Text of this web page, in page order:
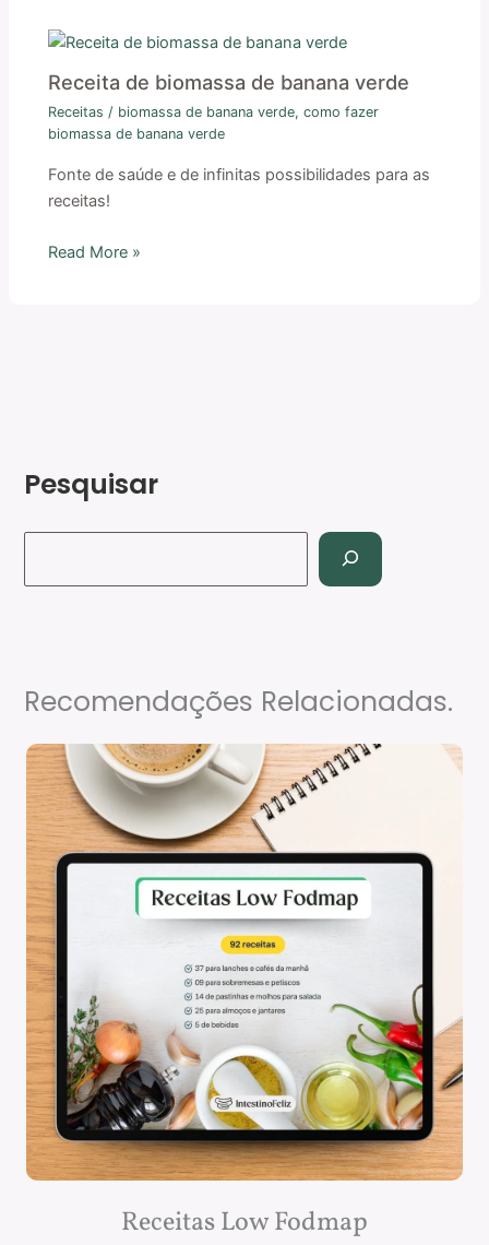
Receita de biomassa de banana verde
Receitas / biomassa de banana verde,como fazer
biomassa de banana verde
Fonte de saúde e de infinitas possibilidades para as
receitas!
Read More »
Pesquisar
Recomendações Relacionadas.
Receitas Low Fodmap